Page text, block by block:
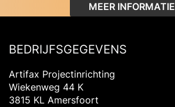
MEER INFORMATIE
BEDRIJFSGEGEVENS
Artifax Projectinrichting
Wiekenweg 44 K
3815 KL Amersfoort